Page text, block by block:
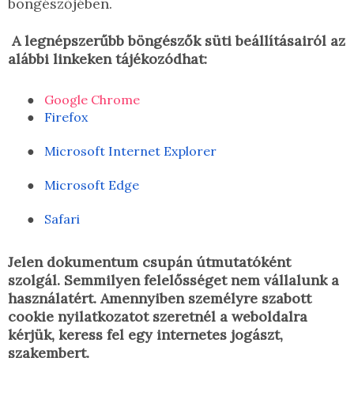
A legnépszerűbb böngészők süti beállításairól az
alábbi linkeken tájékozódhat:
●
Google Chrome
●
Firefox
● Microsoft Internet Explorer
● Microsoft Edge
● Safari
Jelen dokumentum csupán útmutatóként
szolgál. Semmilyen felelősséget nem vállalunk a
használatért. Amennyiben személyre szabott
cookie nyilatkozatot szeretnél a weboldalra
kérjük, keress fel egy internetes jogászt,
szakembert.